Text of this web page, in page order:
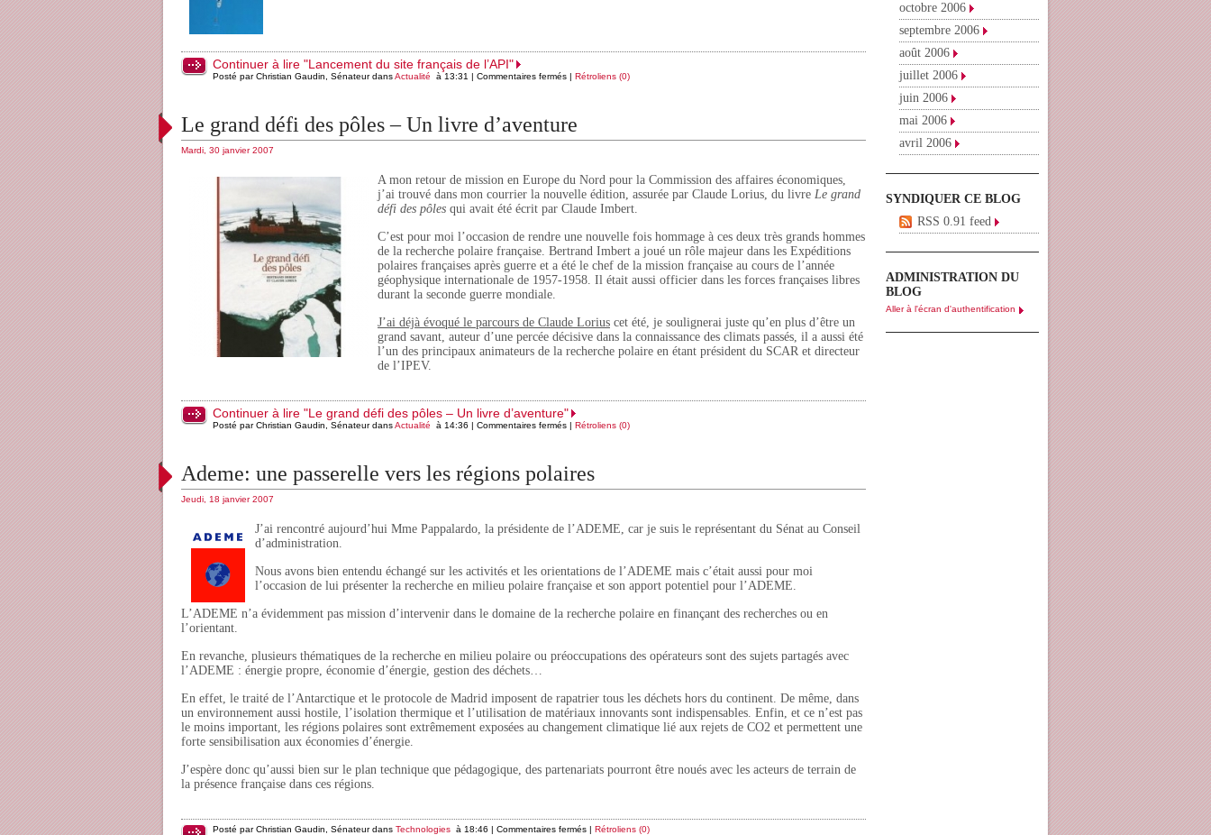
Continuer à lire "Lancement du site français de l’API"
Posté par Christian Gaudin, Sénateur dansActualité à 13:31 | Commentaires fermés | Rétroliens (0)
Le grand défi des pôles – Un livre d’aventure
Mardi, 30 janvier 2007
A mon retour de mission en Europe du Nord pour la Commission des affaires économiques,
j’ai trouvé dans mon courrier la nouvelle édition, assurée par Claude Lorius, du livre Le grand
défi des pôles qui avait été écrit par Claude Imbert.
C’est pour moi l’occasion de rendre une nouvelle fois hommage à ces deux très grands hommes
de la recherche polaire française. Bertrand Imbert a joué un rôle majeur dans les Expéditions
polaires françaises après guerre et a été le chef de la mission française au cours de l’année
géophysique internationale de 1957-1958. Il était aussi officier dans les forces françaises libres
durant la seconde guerre mondiale.
J’ai déjà évoqué le parcours de Claude Lorius cet été, je soulignerai juste qu’en plus d’être un
grand savant, auteur d’une percée décisive dans la connaissance des climats passés, il a aussi été
l’un des principaux animateurs de la recherche polaire en étant président du SCAR et directeur
de l’IPEV.
Continuer à lire "Le grand défi des pôles – Un livre d’aventure"
Posté par Christian Gaudin, Sénateur dansActualité à 14:36 | Commentaires fermés | Rétroliens (0)
Ademe: une passerelle vers les régions polaires
Jeudi, 18 janvier 2007
J’ai rencontré aujourd’hui Mme Pappalardo, la présidente de l’ADEME, car je suis le représentant du Sénat au Conseil
d’administration.
Nous avons bien entendu échangé sur les activités et les orientations de l’ADEME mais c’était aussi pour moi
l’occasion de lui présenter la recherche en milieu polaire française et son apport potentiel pour l’ADEME.
L’ADEME n’a évidemment pas mission d’intervenir dans le domaine de la recherche polaire en finançant des recherches ou en
l’orientant.
En revanche, plusieurs thématiques de la recherche en milieu polaire ou préoccupations des opérateurs sont des sujets partagés avec
l’ADEME : énergie propre, économie d’énergie, gestion des déchets…
En effet, le traité de l’Antarctique et le protocole de Madrid imposent de rapatrier tous les déchets hors du continent. De même, dans
un environnement aussi hostile, l’isolation thermique et l’utilisation de matériaux innovants sont indispensables. Enfin, et ce n’est pas
le moins important, les régions polaires sont extrêmement exposées au changement climatique lié aux rejets de CO2 et permettent une
forte sensibilisation aux économies d’énergie.
J’espère donc qu’aussi bien sur le plan technique que pédagogique, des partenariats pourront être noués avec les acteurs de terrain de
la présence française dans ces régions.
Posté par Christian Gaudin, Sénateur dans Technologies à 18:46 | Commentaires fermés | Rétroliens (0)
octobre 2006
septembre 2006
août 2006
juillet 2006
juin 2006
mai 2006
avril 2006
SYNDIQUER CE BLOG
RSS 0.91 feed
ADMINISTRATION DU
BLOG
Aller à l'écran d'authentification